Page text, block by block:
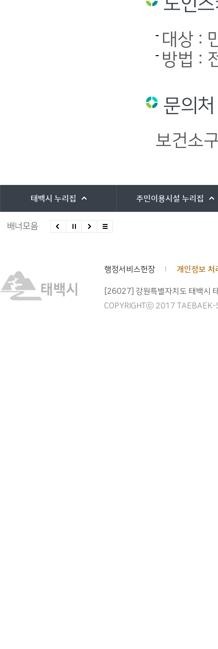
대상 :
방법 :
문의처
보건소
바로가기 서비스
태백시 누리집 주민이용시설 누리집
배너모음
행정서비스헌장 개인정보 처
[26027] 강원특별자치도 태백시
COPYRIGHTⓒ 2017 TAEBAEK-